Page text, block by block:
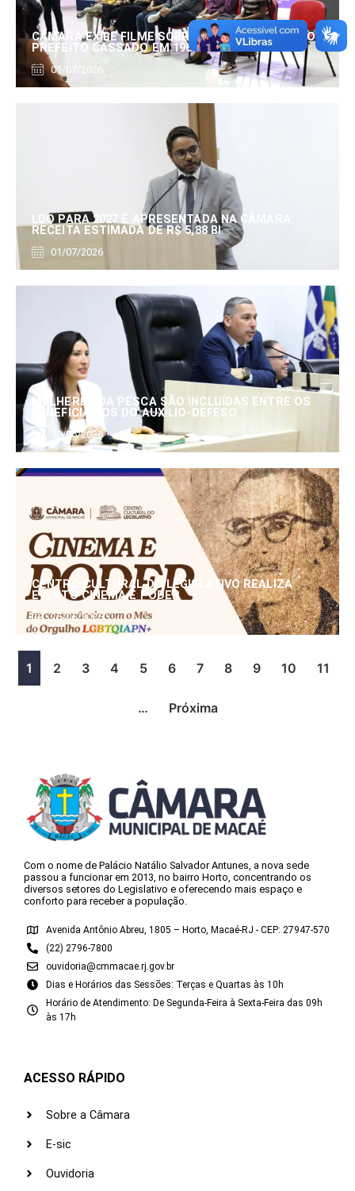
CÂMARA EXIBE FILME SOBRE EDUARDO SERRANO,
PREFEITO CASSADO EM 1960
01/07/2026
LDO PARA 2027 É APRESENTADA NA CÂMARA:
RECEITA ESTIMADA DE R$ 5,88 BI
01/07/2026
MULHERES DA PESCA SÃO INCLUÍDAS ENTRE OS
BENEFICIÁRIOS DO AUXÍLIO-DEFESO
30/06/2026
CENTRO CULTURAL DO LEGISLATIVO REALIZA
EVENTO CINEMA E PODER
25/06/2026
1 2 3 4 5 6 7 8 9 10 11
… Próxima
Com o nome de Palácio Natálio Salvador Antunes, a nova sede
passou a funcionar em 2013, no bairro Horto, concentrando os
diversos setores do Legislativo e oferecendo mais espaço e
conforto para receber a população.
Avenida Antônio Abreu, 1805 – Horto, Macaé-RJ - CEP: 27947-570
(22) 2796-7800
ouvidoria@cmmacae.rj.gov.br
Dias e Horários das Sessões: Terças e Quartas às 10h
Horário de Atendimento: De Segunda-Feira à Sexta-Feira das 09h
às 17h
ACESSO RÁPIDO
Sobre a Câmara
E-sic
Ouvidoria